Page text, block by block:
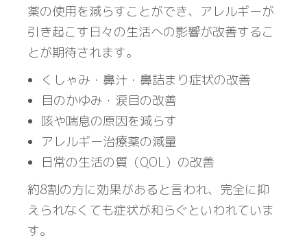
薬の使用を減らすことができ、アレルギーが
引き起こす日々の生活への影響が改善するこ
とが期待されます。
くしゃみ・鼻汁・鼻詰まり症状の改善
目のかゆみ・涙目の改善
咳や喘息の原因を減らす
アレルギー治療薬の減量
日常の生活の質（QOL）の改善
約8割の方に効果があると言われ、完全に抑
えられなくても症状が和らぐといわれていま
す。